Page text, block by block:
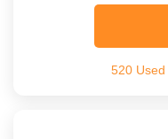
520 Used